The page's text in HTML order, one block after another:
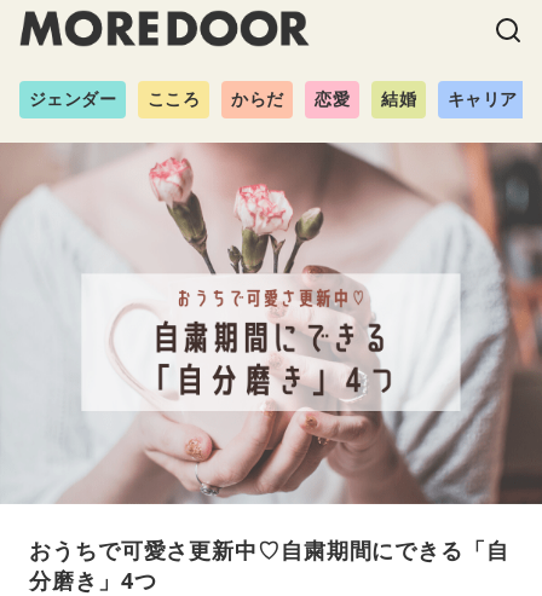
ジェンダー こころ からだ 恋愛 結婚 キャリア
おうちで可愛さ更新中♡自粛期間にできる「自
分磨き」4つ